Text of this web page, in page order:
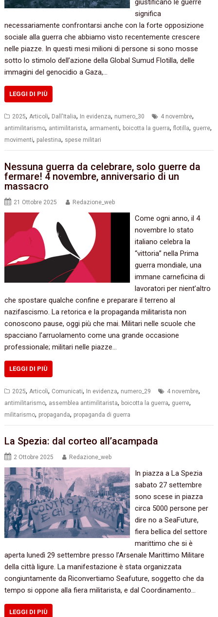
giustificano le guerre
significa
necessariamente confrontarsi anche con la forte opposizione
sociale alla guerra che abbiamo visto recentemente crescere
nelle piazze. In questi mesi milioni di persone si sono mosse
sotto lo stimolo dell’azione della Global Sumud Flotilla, delle
immagini del genocidio a Gaza,…
LEGGI DI PIÙ
2025,Articoli, Dall'Italia, In evidenza, numero_30 4 novembre,
antimilitarismo, antimilitarista, armamenti, boicotta la guerra,flotilla, guerre,
movimenti, palestina, spese militari
Nessuna guerra da celebrare, solo guerre da
fermare! 4 novembre, anniversario di un
massacro
21 Ottobre 2025 Redazione_web
Come ogni anno, il 4
novembre lo stato
italiano celebra la
“vittoria” nella Prima
guerra mondiale, una
immane carneficina di
lavoratori per nient’altro
che spostare qualche confine e preparare il terreno al
nazifascismo. La retorica e la propaganda militarista non
conoscono pause, oggi più che mai. Militari nelle scuole che
spacciano l’arruolamento come una grande occasione
professionale; militari nelle piazze…
LEGGI DI PIÙ
2025, Articoli, Comunicati, In evidenza, numero_29 4 novembre,
antimilitarismo, assemblea antimilitarista, boicotta la guerra, guerre,
militarismo, propaganda, propaganda di guerra
La Spezia: dal corteo all’acampada
2 Ottobre 2025 Redazione_web
In piazza a La Spezia
sabato 27 settembre
sono scese in piazza
circa 5000 persone per
dire no a SeaFuture,
fiera bellica del settore
marittimo che si è
aperta lunedì 29 settembre presso l’Arsenale Marittimo Militare
della città ligure. La manifestazione è stata organizzata
congiuntamente da Riconvertiamo Seafuture, soggetto che da
tempo si oppone alla fiera militarista, e dal Coordinamento…
LEGGI DI PIÙ